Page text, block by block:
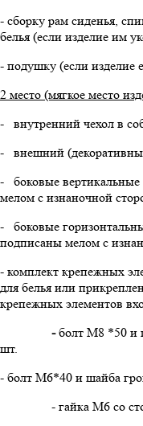
- сборку рам сиденья,
белья (если изделие им
- подушку (если изделие
2 место (мягкое место
- внутренний чехол в
- внешний
- боковые
мелом с изнаночной
- боковые
подписаны мелом с
- комплект крепежных
для белья или
крепежных элементов
-болт М8 *50 и
шт.
- болт М6*40 и шайба
- гайка М6 со